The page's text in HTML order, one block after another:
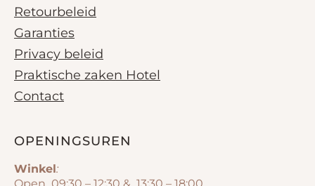
Retourbeleid
Garanties
Privacy beleid
Praktische zaken Hotel
Contact
OPENINGSUREN
Winkel: